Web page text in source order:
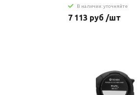
В наличии: уточняйте
7 113 руб /шт